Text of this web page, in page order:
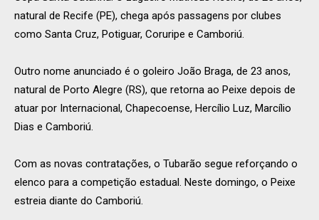
natural de Recife (PE), chega após passagens por clubes
como Santa Cruz, Potiguar, Coruripe e Camboriú.
Outro nome anunciado é o goleiro João Braga, de 23 anos,
natural de Porto Alegre (RS), que retorna ao Peixe depois de
atuar por Internacional, Chapecoense, Hercílio Luz, Marcílio
Dias e Camboriú.
Com as novas contratações, o Tubarão segue reforçando o
elenco para a competição estadual. Neste domingo, o Peixe
estreia diante do Camboriú.